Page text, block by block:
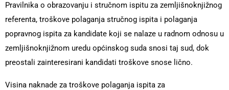
Pravilnika o obrazovanju i stručnom ispitu za zemljišnoknjižnog
referenta, troškove polaganja stručnog ispita i polaganja
popravnog ispita za kandidate koji se nalaze u radnom odnosu u
zemljišnoknjižnom uredu općinskog suda snosi taj sud, dok
preostali zainteresirani kandidati troškove snose lično.
Visina naknade za troškove polaganja ispita za